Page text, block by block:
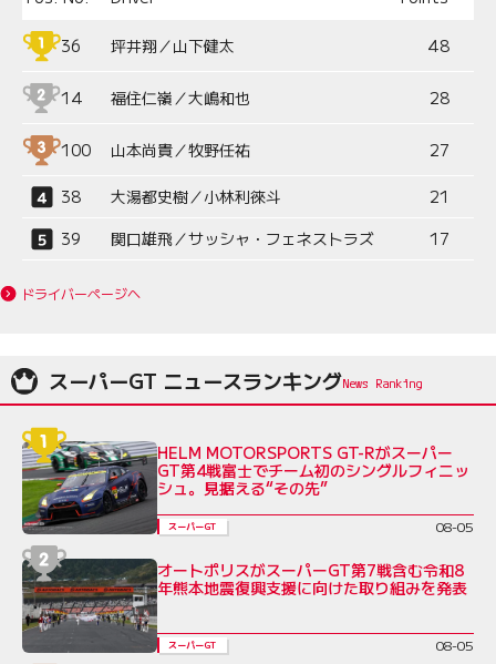
36 坪井翔／山下健太 48
14 福住仁嶺／大嶋和也 28
100 山本尚貴／牧野任祐 27
38 大湯都史樹／小林利徠斗
21
39
関口雄飛／サッシャ・フェネストラズ 17
ドライバーページへ
スーパーGT ニュースランキング
HELM MOTORSPORTS GT-Rがスーパー
GT第4戦富士でチーム初のシングルフィニッ
シュ。見据える“その先”
スーパーGT 08-05
オートポリスがスーパーGT第7戦含む令和8
年熊本地震復興支援に向けた取り組みを発表
スーパーGT 08-05